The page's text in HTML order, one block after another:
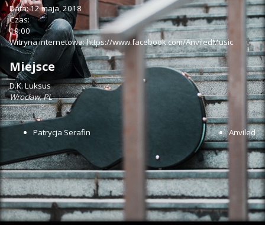
Data:12 maja, 2018
Czas:
19:00
Witryna internetowa:https://www.facebook.com/AnviledMusic
Miejsce
D.K. Luksus
Wrocław,PL
Patrycja Serafin Anviled